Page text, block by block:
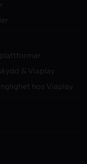
& Viaplay
hos Viaplay